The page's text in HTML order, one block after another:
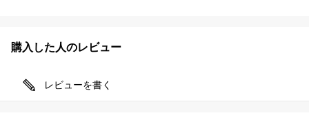
購入した人のレビュー
レビューを書く